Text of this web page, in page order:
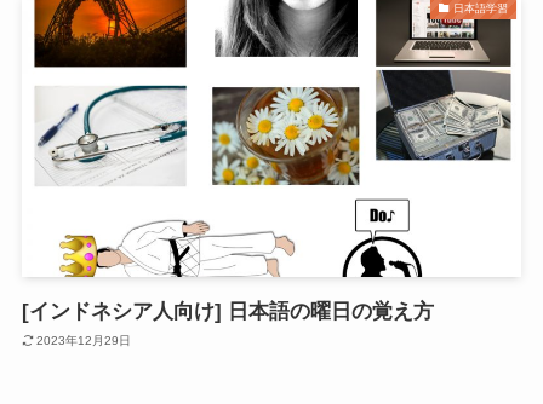
日本語学習
[インドネシア人向け] 日本語の曜日の覚え方
2023年12月29日